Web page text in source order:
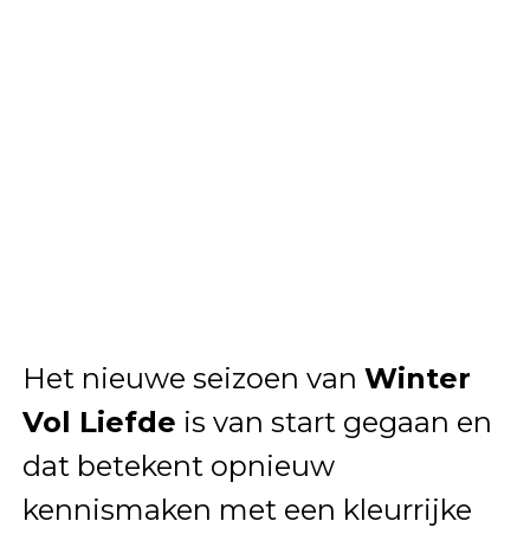
Het nieuwe seizoen van Winter
Vol Liefde is van start gegaan en
dat betekent opnieuw
kennismaken met een kleurrijke